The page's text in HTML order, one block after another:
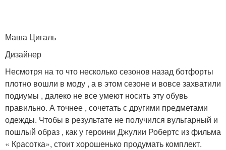
Маша Цигаль
Дизайнер
Несмотря на то что несколько сезонов назад ботфорты
плотно вошли в моду , а в этом сезоне и вовсе захватили
подиумы , далеко не все умеют носить эту обувь
правильно. А точнее , сочетать с другими предметами
одежды. Чтобы в результате не получился вульгарный и
пошлый образ , как у героини Джулии Робертс из фильма
« Красотка», стоит хорошенько продумать комплект.